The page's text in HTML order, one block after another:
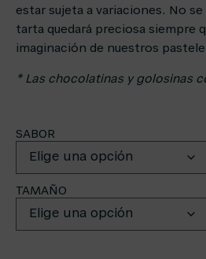
estar sujeta a variaciones. No
tarta quedará preciosa siempre
imaginación de nuestros
* Las chocolatinas y golosinas
SABOR
TAMAÑO